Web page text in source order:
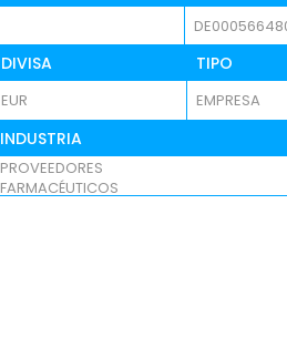
DIVISA TIPO
EUR EMPRESA
INDUSTRIA
PROVEEDORES
FARMACÉUTICOS